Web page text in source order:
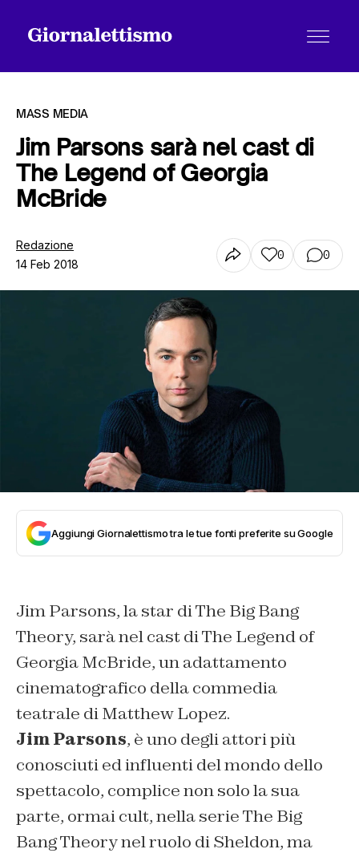
Tutti gli articoli
Chi siamo
MASS MEDIA
Jim Parsons sarà nel cast di
The Legend of Georgia
McBride
Redazione
14 Feb 2018
0 0
Aggiungi Giornalettismo tra le tue fonti preferite su Google
Jim Parsons, la star di The Big Bang
Theory, sarà nel cast di The Legend of
Georgia McBride, un adattamento
cinematografico della commedia
teatrale di Matthew Lopez.
Jim Parsons, è uno degli attori più
conosciuti ed influenti del mondo dello
spettacolo, complice non solo la sua
parte, ormai cult, nella serieThe Big
Bang Theorynel ruolo diSheldon, ma